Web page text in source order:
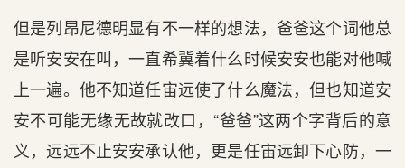
但是列昂尼德明显有不一样的想法，爸爸这个词他总
是听安安在叫，一直希冀着什么时候安安也能对他喊
上一遍。他不知道任宙远使了什么魔法，但也知道安
安不可能无缘无故就改口，“爸爸”这两个字背后的意
义，远远不止安安承认他，更是任宙远卸下心防，一